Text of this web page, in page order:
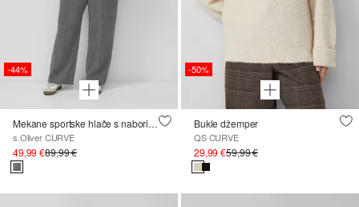
-44%
Mekane sportske hlače s naborima
s.Oliver CURVE
49,99 €89,99 €
-50%
Bukle džemper
QS CURVE
29,99 €59,99 €